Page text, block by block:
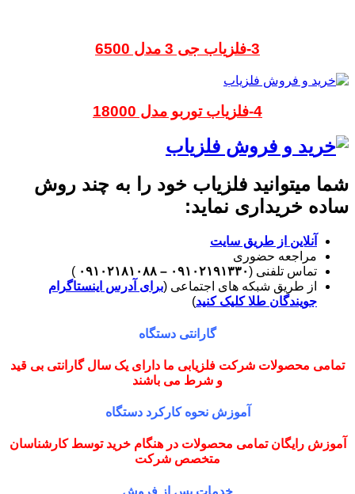
3-فلزیاب جی 3 مدل 6500
4-فلزیاب توربو مدل 18000
شما میتوانید فلزیاب خود را به چند روش
ساده خریداری نماید:
آنلاین از طریق سایت
مراجعه حضوری
تماس تلفنی (۰۹۱۰۲۱۹۱۳۳۰ – ۰۹۱۰۲۱۸۱۰۸۸
)
از طریق شبکه های اجتماعی (برای آدرس اینستاگرام
جویندگان طلا کلیک کنید)
گارانتی دستگاه
تمامی محصولات شرکت فلزیابی ما دارای یک سال گارانتی بی قید
و شرط می باشند
آموزش نحوه کارکرد دستگاه
آموزش رایگان تمامی محصولات در هنگام خرید توسط کارشناسان
متخصص شرکت
خدمات پس از فروش